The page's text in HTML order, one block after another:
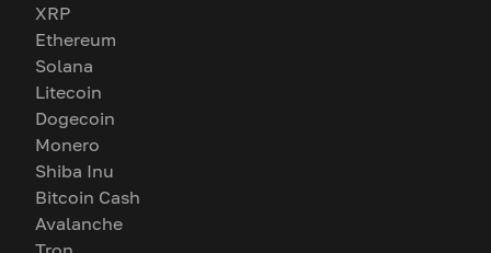
XRP
Ethereum
Solana
Litecoin
Dogecoin
Monero
Shiba Inu
Bitcoin Cash
Avalanche